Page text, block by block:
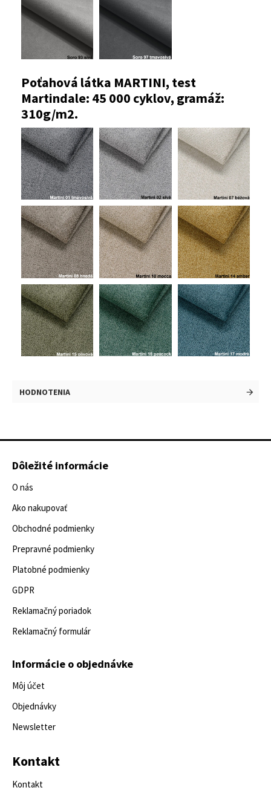
Poťahová látka MARTINI, test
Martindale: 45 000 cyklov, gramáž:
310g/m2.
HODNOTENIA
Dôležité informácie
O nás
Ako nakupovať
Obchodné podmienky
Prepravné podmienky
Platobné podmienky
GDPR
Reklamačný poriadok
Reklamačný formulár
Informácie o objednávke
Môj účet
Objednávky
Newsletter
Kontakt
Kontakt